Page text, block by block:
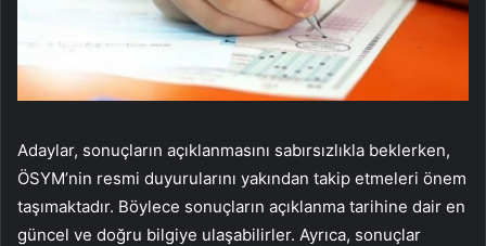
Adaylar, sonuçların açıklanmasını sabırsızlıkla beklerken,
ÖSYM’nin resmi duyurularını yakından takip etmeleri önem
taşımaktadır. Böylece sonuçların açıklanma tarihine dair en
güncel ve doğru bilgiye ulaşabilirler. Ayrıca, sonuçlar